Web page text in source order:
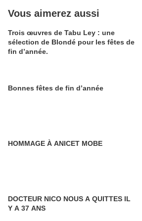
Vous aimerez aussi
Trois œuvres de Tabu Ley : une
sélection de Blondé pour les fêtes de
fin d’année.
Bonnes fêtes de fin d’année
HOMMAGE À ANICET MOBE
DOCTEUR NICO NOUS A QUITTES IL
Y A 37 ANS